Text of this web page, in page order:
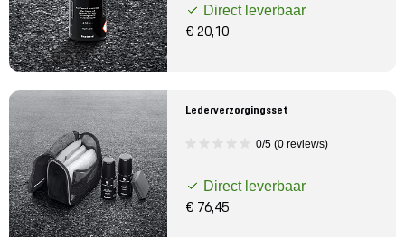
Direct leverbaar
€ 20,10
Lederverzorgingsset
0/5 (0 reviews)
Direct leverbaar
€ 76,45